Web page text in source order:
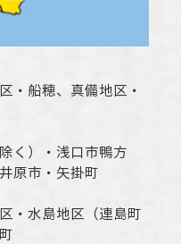
・船穂、真備地区・
く） ・ 浅口市鴨方
井原市 ・矢掛町
区・水島地区（連島町